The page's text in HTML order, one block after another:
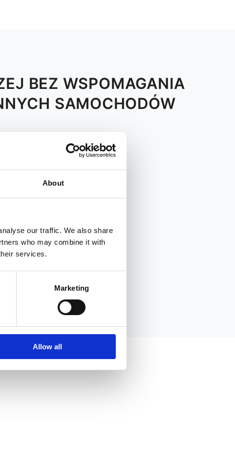
About
our traffic. We also share
who may combine it with
services.
Marketing
Allow all
BEZ WSPOMAGANIA
SAMOCHODÓW
T V